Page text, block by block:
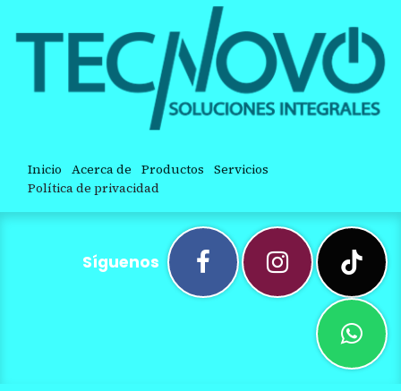
Inicio Acerca de Productos Servicios
Política de privacidad
Síguenos